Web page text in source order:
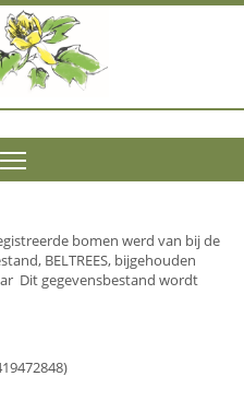
bomen werd van bij de
BELTREES, bijgehouden
Dit gegevensbestand wordt